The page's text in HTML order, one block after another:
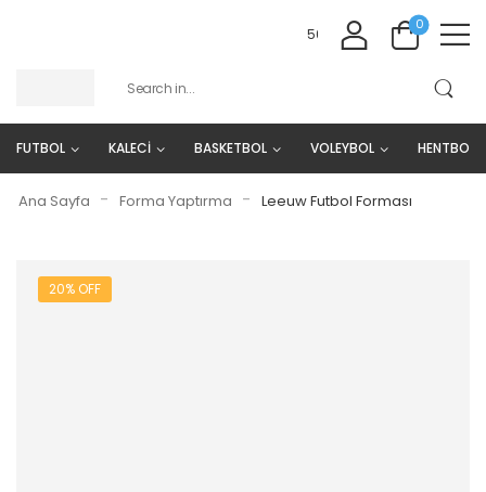
5000 ₺ VE ÜZERI
0
FUTBOL KALECİ BASKETBOL VOLEYBOL HENTBOL
Ana Sayfa - Forma Yaptırma - Leeuw Futbol Forması
20% OFF